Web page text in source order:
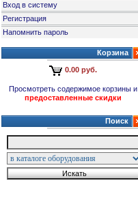
Вход в систему
Регистрация
Напомнить пароль
Корзина
0.00 руб.
Просмотреть содержимое корзины и
предоставленные скидки
Поиск